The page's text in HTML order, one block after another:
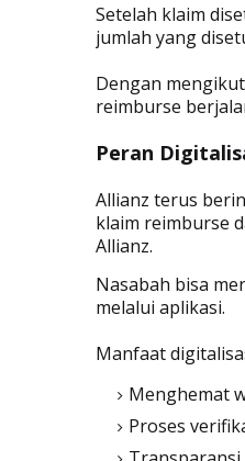
Setelah klaim
jumlah yang
Dengan
reimburse
Peran
Allianz terus
klaim reimburse
Allianz.
Nasabah bisa
melalui aplikasi.
Manfaat
Menghemat
Proses